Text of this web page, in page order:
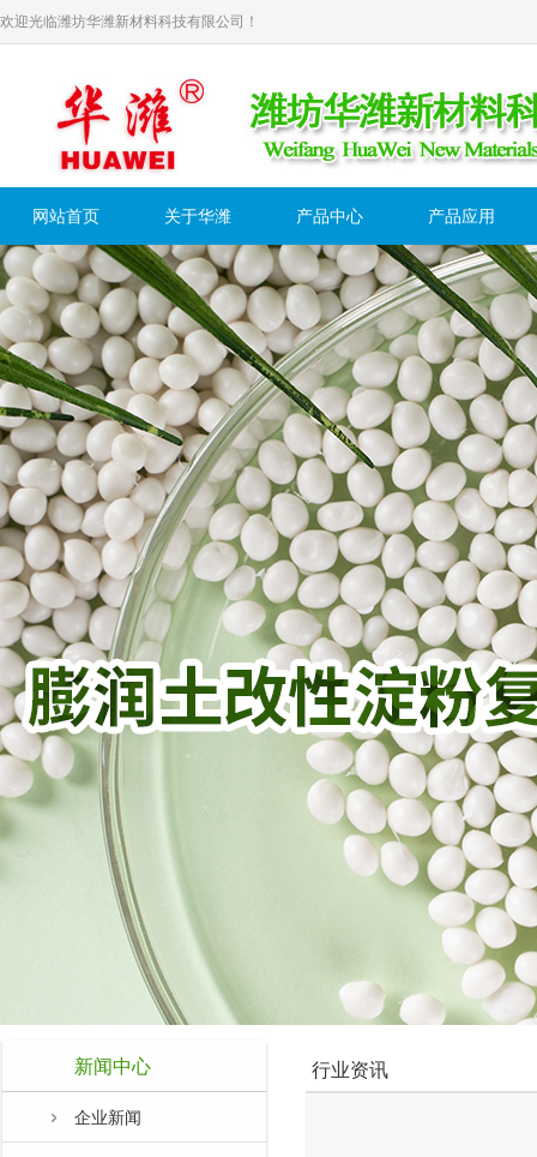
欢迎光临潍坊华潍新材料科技有限公司！
网站首页 关于华潍 产品中心 产品应用
新闻中心
企业新闻
行业资讯